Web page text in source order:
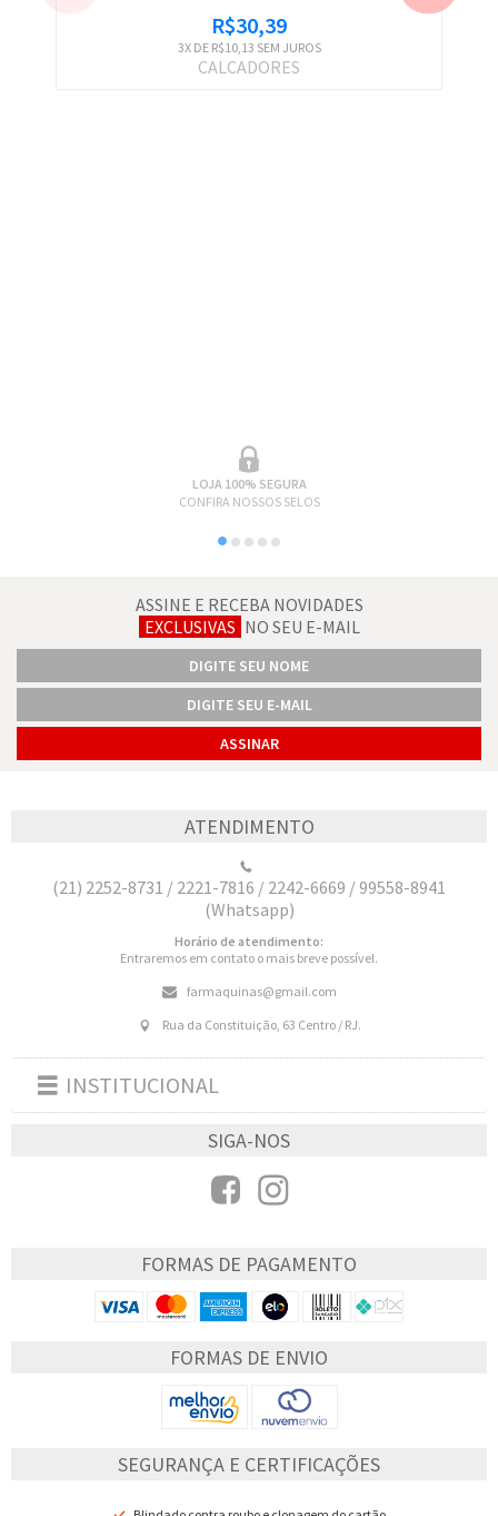
R$30,39
3X DE R$10,13 SEM JUROS
CALCADORES
LOJA 100% SEGURA
CONFIRA NOSSOS SELOS
ASSINE E RECEBA NOVIDADES
EXCLUSIVAS NO SEU E-MAIL
ATENDIMENTO
(21) 2252-8731 / 2221-7816 / 2242-6669 / 99558-8941
(Whatsapp)
Horário de atendimento:
Entraremos em contato o mais breve possível.
farmaquinas@gmail.com
Rua da Constituição, 63 Centro / RJ.
Toggle
navigation
INSTITUCIONAL
SIGA-NOS
FORMAS DE PAGAMENTO
FORMAS DE ENVIO
SEGURANÇA E CERTIFICAÇÕES